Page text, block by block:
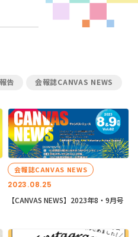
告 会報誌CANVAS NEWS
2023.08.25
会報誌CANVAS NEWS
【CANVAS NEWS】2023年8・9月号